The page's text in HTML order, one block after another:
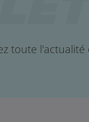
toute